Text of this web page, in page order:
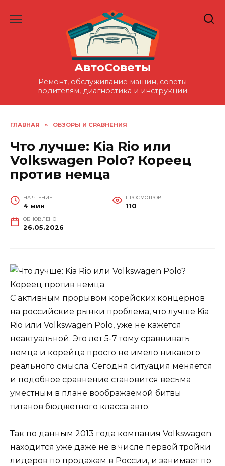
АвтоСоветы
Ремонт, обслуживание машин, советы
водителям, диагностика и инструкции
ГЛАВНАЯ » ОБЗОРЫ И СРАВНЕНИЯ
Что лучше: Kia Rio или
Volkswagen Polo? Кореец
против немца
НА ЧТЕНИЕ
4 мин
ПРОСМОТРОВ
110
ОБНОВЛЕНО
26.05.2026
С активным прорывом корейских концернов
на российские рынки проблема, что лучше Kia
Rio или Volkswagen Polo, уже не кажется
неактуальной. Это лет 5-7 тому сравнивать
немца и корейца просто не имело никакого
реального смысла. Сегодня ситуация меняется
и подобное сравнение становится весьма
уместным в плане воображаемой битвы
титанов бюджетного класса авто.
Так по данным 2013 года компания Volkswagen
находится уже даже не в числе первой тройки
лидеров по продажам в России, и занимает по